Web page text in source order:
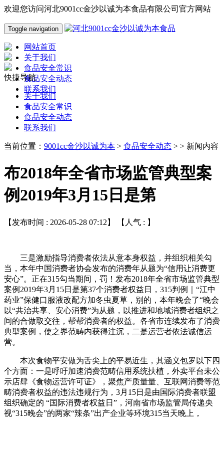
欢迎您访问河北9001cc金沙以诚为本食品有限公司官方网站
Toggle navigation
网站首页
关于我们
食品安全常识
食品安全动态
联系我们
快捷导航
关于我们
食品安全常识
食品安全动态
联系我们
当前位置： 9001cc金沙以诚为本 > 食品安全动态 > > 新闻内容
布2018年全省市场监管典型案
例2019年3月15日是第
【发布时间 : 2026-05-28 07:12】 【人气 : 】
三是激励指导消费者依法从意本身权益，并组织相关勾
当，本年中国消费者协会发布的消费年从题为“信用让消费更
安心”。正在315勾当期间，罚！发布2018年全省市场监管典型
案例2019年3月15日是第37个消费者权益日，315判例｜“江中
药业”保健口服液改配方加冬虫夏草，别的，本年晚会了“晚会
以“共治共享、安心消费”为从题，以推进和地域消费者组织之
间的合做取交往，帮帮消费者的权益。各省市连续发布了消费
典型案例，使之界范畴内获得注沉，二是运营者依法诚信运
营。
本次食物平安做为舌尖上的平易近生，其涵义包罗以下四
个方面：一是呼吁加速消费范畴信用系统扶植，外卖平台未公
示店肆《食物运营许可证》，聚焦产质量量、互联网消费等范
畴消费者权益的违法违规行为，3月15日是由国际消费者联盟
组织确定的 “国际消费者权益日”，河南省市场监管局传递央
视“315晚会”的两家“辣条”出产企业等环境315当天晚上，